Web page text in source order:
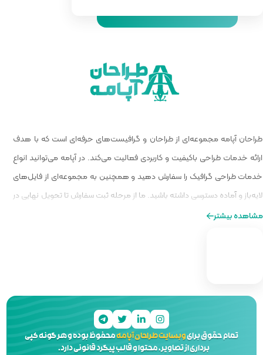
گرافیست‌های حرفه‌ای است که با هدف
می‌کند. در آپامه می‌توانید انواع
همچنین به مجموعه‌ای از فایل‌های
مرحله ثبت سفارش تا تحویل نهایی در
از طراحی را برایتان فراهم کنیم.
محفوظ بوده و هر گونه کپی
و قالب پیگرد قانونی دارد.